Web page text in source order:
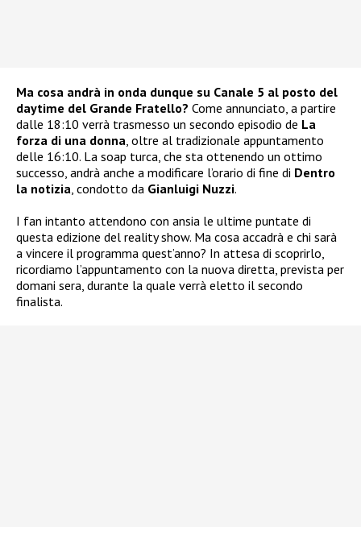
Ma cosa andrà in onda dunque su Canale 5 al posto del
daytime del Grande Fratello? Come annunciato, a partire
dalle 18:10 verrà trasmesso un secondo episodio de La
forza di una donna, oltre al tradizionale appuntamento
delle 16:10. La soap turca, che sta ottenendo un ottimo
successo, andrà anche a modificare l’orario di fine di Dentro
la notizia, condotto da Gianluigi Nuzzi.
I fan intanto attendono con ansia le ultime puntate di
questa edizione del reality show. Ma cosa accadrà e chi sarà
a vincere il programma quest’anno? In attesa di scoprirlo,
ricordiamo l’appuntamento con la nuova diretta, prevista per
domani sera, durante la quale verrà eletto il secondo
finalista.